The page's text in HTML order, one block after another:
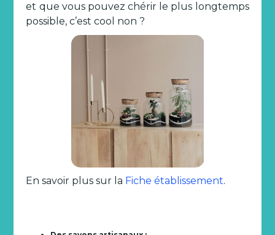
et que vous pouvez chérir le plus longtemps
possible, c’est cool non ?
En savoir plus sur la Fiche établissement.